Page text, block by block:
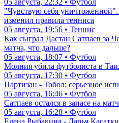
"Чувствую себя
изменил правила тенниса
05 августа, 19:56 • Теннис
Как сыграл Дастан Сатпаев за
матча, что дальше?
05 августа, 18:07 • Футбол
Молния убила футболиста в
05 августа, 17:30 • Футбол
Партизан - Тобол: серьезное
05 августа, 16:46 • Футбол
Сатпаев остался в запасе на
05 августа, 16:28 • Футбол
Елена Рыбакина - Дарья